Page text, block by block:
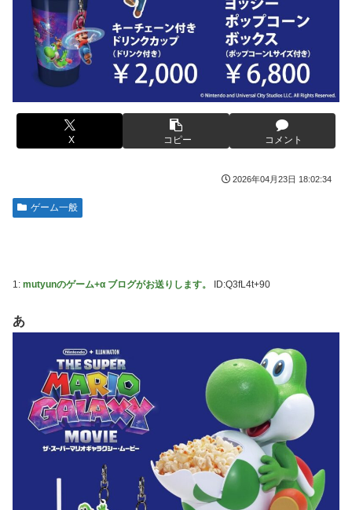
海外「日本なんて行くんじゃなかった…」 日本を知ってし
まったディズニー信者、帰国後『本家』に失望する事態に
キャデラックF1、致命的なブレーキ問題の原因が明らかに
なるも解決には至っておらずめども立たず
【緊急】今の若者に急増している『コレ』依存、めちゃくち
ゃ深刻な模様w w w w w w w w w w
アリスソフト「ランス10」ゲーム画面公開キター！ウルザち
【デレマス】 凛「なにこれ、蒼穹のファフナー？」モバ
P「資料だから見といてくれ」
得られない栄養素はある
【動画】ブラジルの女子フットサル選手が極悪すぎて5年間
の出場停止処分に。
【ウマ娘】セイちゃんの攻撃力を見よ！！！
【悲報】人気配信者「はっきり言う、ジャングリア沖縄ほん
とーーーーーーーーにおもんない！！！！」→炎上
海外「全部日本の真似だったのか…」 日本の普通のテレビ
番組が最新SNSの数十年先を行っていたと話題に
【グラブル】ドライブバーストが初めて映像化された時の衝
通常時はポイント集めで修行、あっぱれチャンスの河童が強
い、スイカ取りこぼし注意 etc…
【画像】影山優佳さん(25)、下着姿であたシコが止まらない
京大病院、手術ミスで50代女性患者を「植物状態」に 脳腫
瘍摘出手術で腫瘍の無い部位を摘出してしまう
【画像】前田敦子さん、脚が長すぎるｗｗｗｗｗｗｗ
【Pickup07091615】
テレビ大好き高齢者の｢テレビ離れ｣が始まった…
【画像】日本のセクシー過ぎる女性犯罪者一覧が冗談抜きに
【朗報】「あの椅子カバー」のカプセルトイ、爆誕。自宅や
職場をパチンコ屋にしちゃおうｗｗｗ
【にじさんじ】Cellmates、NG行動回避ゲーム！フリが露
骨すぎる
X コピー コメント
2026年04月23日 18:02:34
ゲーム一般
1: mutyunのゲーム+α ブログがお送りします。 ID:Q3fL4t+90
あ